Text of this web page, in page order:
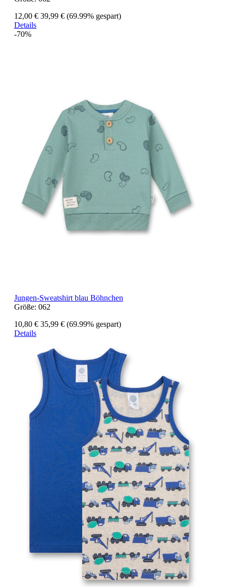
12,00 € 39,99 € (69.99% gespart)
Details
-70%
Jungen-Sweatshirt blau Böhnchen
Größe: 062
10,80 € 35,99 € (69.99% gespart)
Details